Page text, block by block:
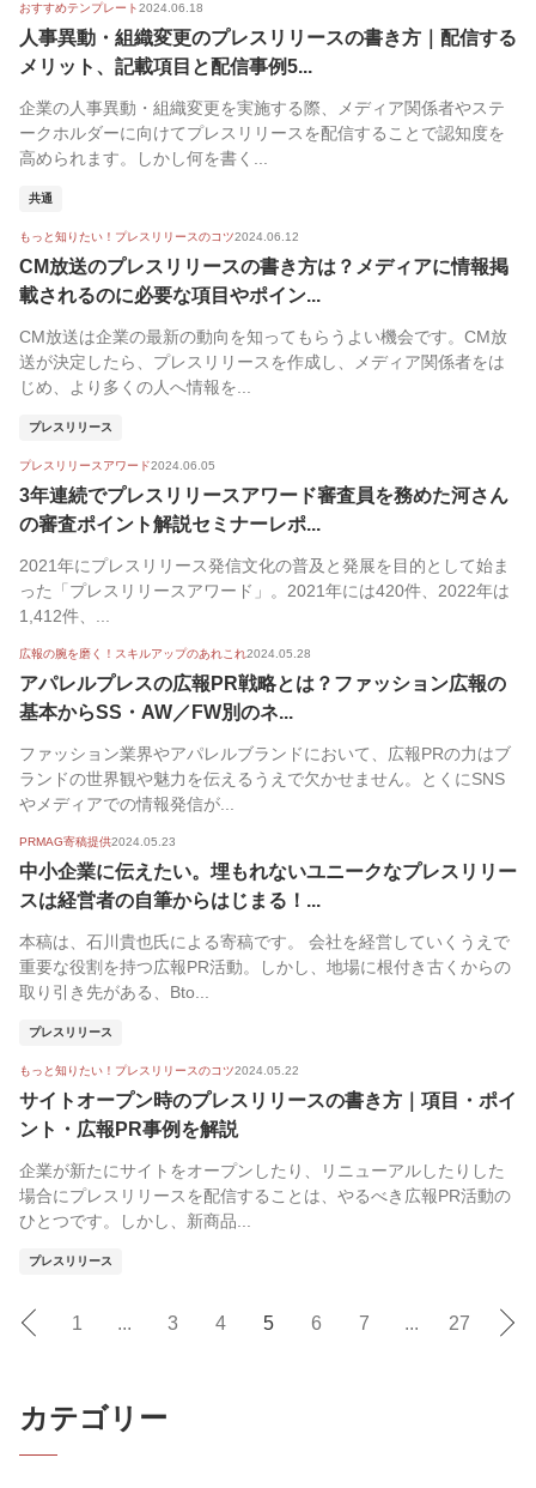
おすすめテンプレート2024.06.18
人事異動・組織変更のプレスリリースの書き方｜配信する
メリット、記載項目と配信事例5...
企業の人事異動・組織変更を実施する際、メディア関係者やステ
ークホルダーに向けてプレスリリースを配信することで認知度を
高められます。しかし何を書く...
共通
もっと知りたい！プレスリリースのコツ2024.06.12
CM放送のプレスリリースの書き方は？メディアに情報掲
載されるのに必要な項目やポイン...
CM放送は企業の最新の動向を知ってもらうよい機会です。CM放
送が決定したら、プレスリリースを作成し、メディア関係者をは
じめ、より多くの人へ情報を...
プレスリリース
プレスリリースアワード2024.06.05
3年連続でプレスリリースアワード審査員を務めた河さん
の審査ポイント解説セミナーレポ...
2021年にプレスリリース発信文化の普及と発展を目的として始ま
った「プレスリリースアワード」。2021年には420件、2022年は
1,412件、...
広報の腕を磨く！スキルアップのあれこれ2024.05.28
アパレルプレスの広報PR戦略とは？ファッション広報の
基本からSS・AW／FW別のネ...
ファッション業界やアパレルブランドにおいて、広報PRの力はブ
ランドの世界観や魅力を伝えるうえで欠かせません。とくにSNS
やメディアでの情報発信が...
PRMAG寄稿提供2024.05.23
中小企業に伝えたい。埋もれないユニークなプレスリリー
スは経営者の自筆からはじまる！...
本稿は、石川貴也氏による寄稿です。 会社を経営していくうえで
重要な役割を持つ広報PR活動。しかし、地場に根付き古くからの
取り引き先がある、Bto...
プレスリリース
もっと知りたい！プレスリリースのコツ2024.05.22
サイトオープン時のプレスリリースの書き方｜項目・ポイ
ント・広報PR事例を解説
企業が新たにサイトをオープンしたり、リニューアルしたりした
場合にプレスリリースを配信することは、やるべき広報PR活動の
ひとつです。しかし、新商品...
プレスリリース
1 ... 3 4 5 6 7 ... 27
カテゴリー